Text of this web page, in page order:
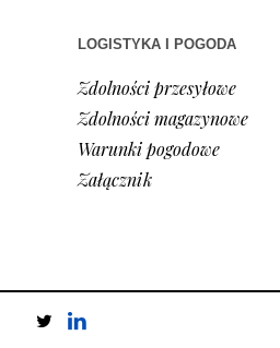
LOGISTYKA I POGODA
Zdolności przesyłowe
Zdolności magazynowe
Warunki pogodowe
Załącznik